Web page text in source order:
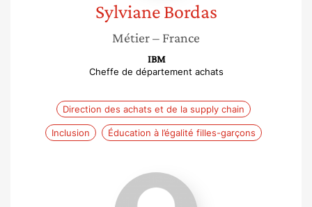
Sylviane Bordas
Métier– France
IBM
Cheffe de département achats
Direction des achats et de la supply chain
Inclusion Éducation à l’égalité filles-garçons
Clara
Moley